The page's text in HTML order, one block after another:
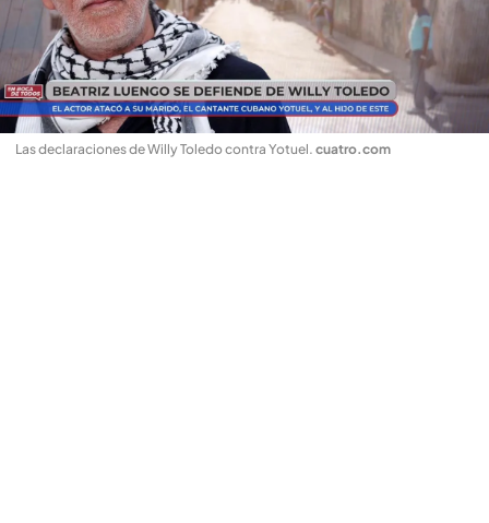
Las declaraciones de Willy Toledo contra Yotuel. cuatro.com